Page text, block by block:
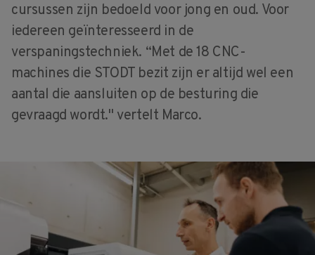
cursussen zijn bedoeld voor jong en oud. Voor
iedereen geïnteresseerd in de
verspaningstechniek. “Met de 18 CNC-
machines die STODT bezit zijn er altijd wel een
aantal die aansluiten op de besturing die
gevraagd wordt." vertelt Marco.